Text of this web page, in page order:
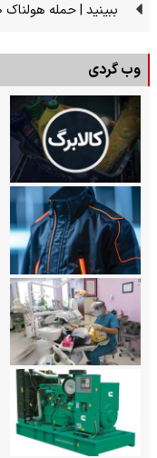
ببینید | حمله هولناک ۹۰۰ مار کبرای قاتل به ساکنان مردم چین
وب گردی